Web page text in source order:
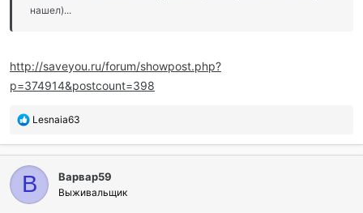
нашел)...
http://saveyou.ru/forum/showpost.php?
p=374914&postcount=398
П
б
а
г
о
Lesnaia63
В Варвар59
Выживальщик